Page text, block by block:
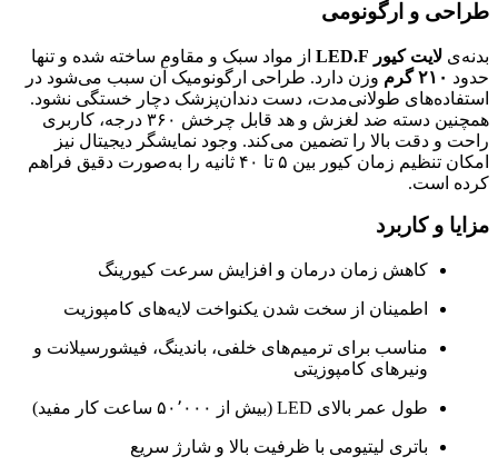
طراحی و ارگونومی
بدنه‌ی لایت کیور LED.F
از مواد سبک و مقاوم ساخته شده و تنها
حدود ۲۱۰ گرم
وزن دارد. طراحی ارگونومیک آن سبب می‌شود در
استفاده‌های طولانی‌مدت، دست دندان‌پزشک دچار خستگی نشود.
همچنین دسته ضد لغزش و هد قابل چرخش ۳۶۰ درجه، کاربری
راحت و دقت بالا را تضمین می‌کند. وجود نمایشگر دیجیتال نیز
امکان تنظیم زمان کیور بین ۵ تا ۴۰ ثانیه را به‌صورت دقیق فراهم
کرده است.
مزایا و کاربرد
کاهش زمان درمان و افزایش سرعت کیورینگ
اطمینان از سخت شدن یکنواخت لایه‌های کامپوزیت
مناسب برای ترمیم‌های خلفی، باندینگ، فیشورسیلانت و
ونیرهای کامپوزیتی
طول عمر بالای LED (بیش از ۵۰٬۰۰۰ ساعت کار مفید)
باتری لیتیومی با ظرفیت بالا و شارژ سریع